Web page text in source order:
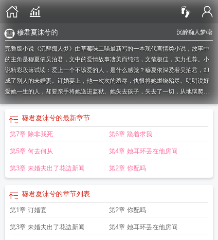
沉醉痴人梦/著
穆君夏沫兮的
完整版小说《沉醉痴人梦》由草莓味二喵最新写的一本现代言情类小说，故事中
的主角是穆夏依吴泊君，文中的爱情故事凄美而纯洁，文笔极佳，实力推荐。小
说精彩段落试读：爱上一个不该爱的人，是什么感觉？穆夏依深爱着吴泊君，却
成了别人的未婚妻。订婚宴上，他一次次的羞辱，仇恨将她燃烧殆尽。明明说好
爱她一生的人，却要亲手将她送进监狱。她失去孩子，失去了一切，从地狱爬了
回来。吴泊君，我此生最后悔的就是爱过你。穆夏 梦穆夏介绍爱已成劫穆夏依
穆君夏沫兮全文免费阅读
夏资料
夏作品及名称穆夏作品集 穆夏是谁穆夏简介
君和夏沫 穆夏百度百科
穆君夏沫兮的最新章节
第7章 除非我死 第6章 跪着求我
第5章 何去何从 第4章 她耳环丢在他房间
第3章 未婚夫出了花边新闻 第2章 你配吗
穆君夏沫兮的章节列表
第1章 订婚宴 第2章 你配吗
第3章 未婚夫出了花边新闻 第4章 她耳环丢在他房间